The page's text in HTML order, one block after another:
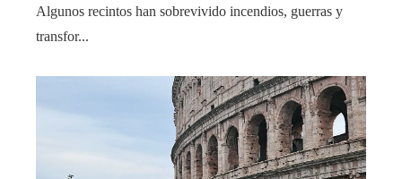
Algunos recintos han sobrevivido incendios, guerras y
transfor...